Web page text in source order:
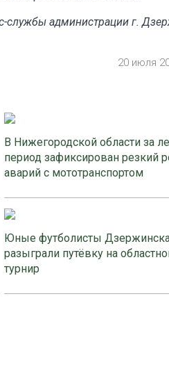
службы администрации г.
20 июля
В Нижегородской области за
период зафиксирован резкий
аварий с мототранспортом
Юные футболисты
разыграли путёвку на
турнир